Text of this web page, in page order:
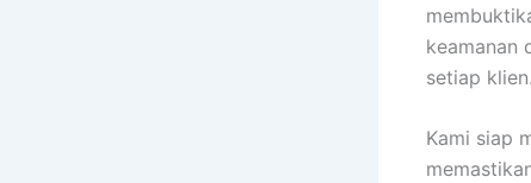
keamanan
setiap klien.
Kami siap